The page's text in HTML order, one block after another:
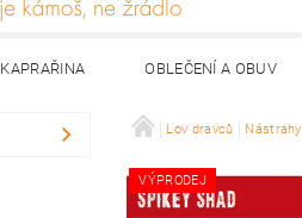
KAPRAŘINA OBLEČENÍ A OBUV
Lov dravců Nástrahy
VÝPRODEJ